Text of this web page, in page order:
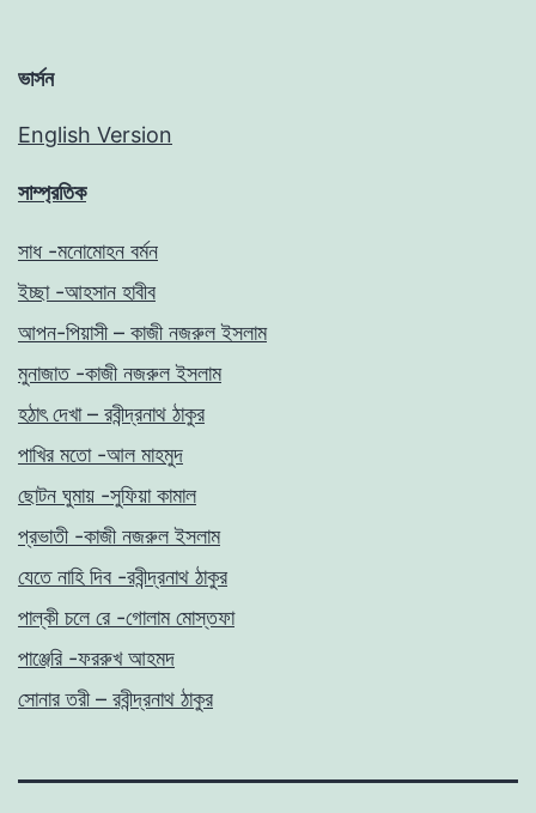
ভার্সন
English Version
সাম্প্রতিক
সাধ -মনোমোহন বর্মন
ইচ্ছা -আহসান হাবীব
আপন-পিয়াসী – কাজী নজরুল ইসলাম
মুনাজাত -কাজী নজরুল ইসলাম
হঠাৎ দেখা – রবীন্দ্রনাথ ঠাকুর
পাখির মতো -আল মাহমুদ
ছোটন ঘুমায় -সুফিয়া কামাল
প্রভাতী -কাজী নজরুল ইসলাম
যেতে নাহি দিব -রবীন্দ্রনাথ ঠাকুর
পাল্কী চলে রে -গোলাম মোস্তফা
পাঞ্জেরি -ফররুখ আহমদ
সোনার তরী – রবীন্দ্রনাথ ঠাকুর